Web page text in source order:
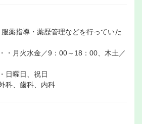
薬指導・薬歴管理などを行っていた
・月火水金／9：00～18：00、木土／
日曜日、祝日
科、歯科、内科